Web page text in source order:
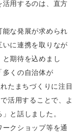
用するのは、直方
な発展が求められ
に連携を取りなが
期待を込めまし
多くの自治体が
たまちづくりに注目
活用することで、よ
と話しました。
クショップ等を通